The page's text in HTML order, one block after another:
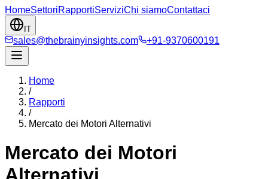
HomeSettoriRapportiServiziChi siamoContattaci
IT
sales@thebrainyinsights.com +91-9370600191
Home
/
Rapporti
/
Mercato dei Motori Alternativi
Mercato dei Motori